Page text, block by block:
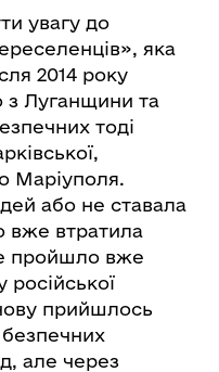
увагу до
яка
2014 року
з Луганщини та
тоді
Маріуполя.
або не ставала
вже втратила
пройшло вже
російської
прийшлось
але через